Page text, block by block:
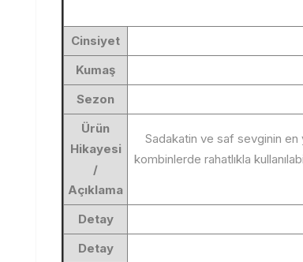
Cinsiyet
Kumaş
Sezon
Ürün
Hikayesi
/
Açıklama
Sadakatin ve saf sevginin en
kombinlerde rahatlıkla
Detay
Detay